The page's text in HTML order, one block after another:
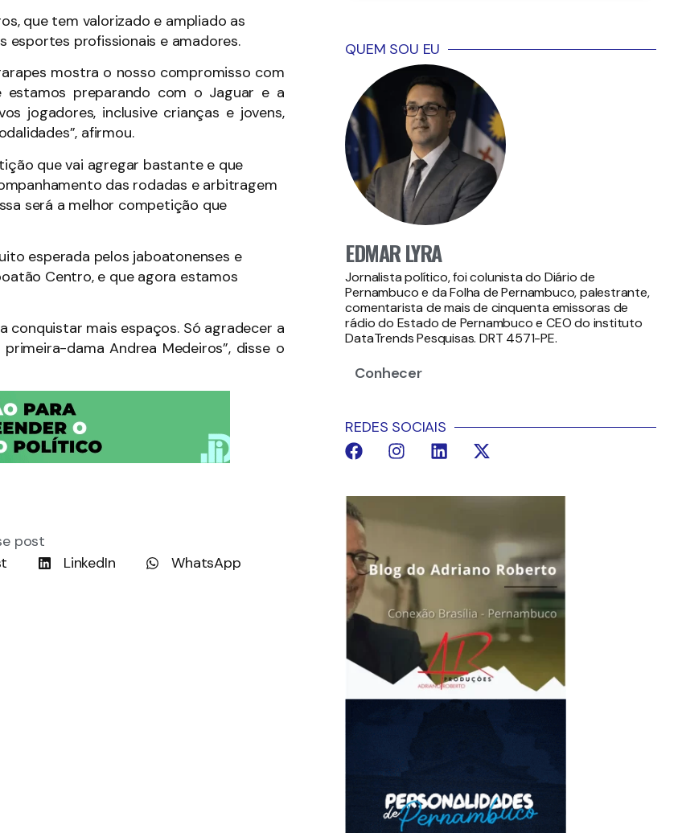
que tem valorizado e ampliado as
esportes profissionais e amadores.
mostra o nosso compromisso com
preparando com o Jaguar e a
jogadores, inclusive crianças e jovens,
afirmou.
que vai agregar bastante e que
das rodadas e arbitragem
será a melhor competição que
esperada pelos jaboatonenses e
Centro, e que agora estamos
conquistar mais espaços. Só agradecer a
dama Andrea Medeiros”, disse o
post
LinkedIn WhatsApp
QUEM SOU EU
EDMAR LYRA
Jornalista político, foi colunista do Diário de
Pernambuco e da Folha de Pernambuco, palestrante,
comentarista de mais de cinquenta emissoras de
rádio do Estado de Pernambuco e CEO do instituto
DataTrends Pesquisas. DRT 4571-PE.
Conhecer
REDES SOCIAIS